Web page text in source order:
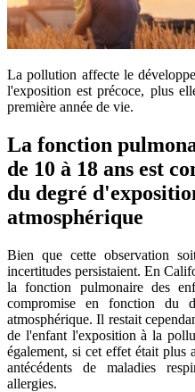
La pollution affecte le
l'exposition est précoce, plus
première année de vie.
La fonction
de 10 à 18 ans est
du degré
atmosphérique
Bien que cette observation
incertitudes persistaient. En
la fonction pulmonaire des
compromise en fonction du
atmosphérique. Il restait
de l'enfant l'exposition à la
également, si cet effet était plus
antécédents de maladies
allergies.